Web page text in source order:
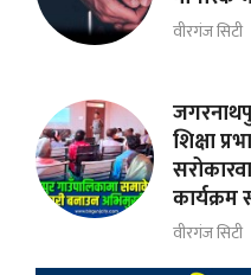
वीरगंज सिटी
शिक्षा
कार्यक्रम
वीरगंज सिटी